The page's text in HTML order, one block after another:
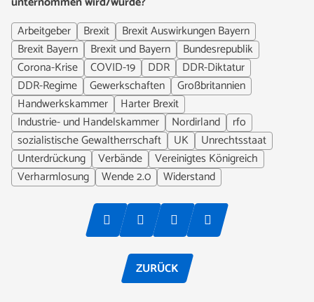
Arbeitgeber
Brexit
Brexit Auswirkungen Bayern
Brexit Bayern
Brexit und Bayern
Bundesrepublik
Corona-Krise
COVID-19 DDR
DDR-Diktatur
DDR-Regime
Gewerkschaften
Großbritannien
Handwerkskammer
Harter Brexit
Industrie- und Handelskammer
Nordirland
rfo
sozialistische Gewaltherrschaft
UK
Unrechtsstaat
Unterdrückung
Verbände
Vereinigtes Königreich
Verharmlosung
Wende 2.0 Widerstand
ZURÜCK